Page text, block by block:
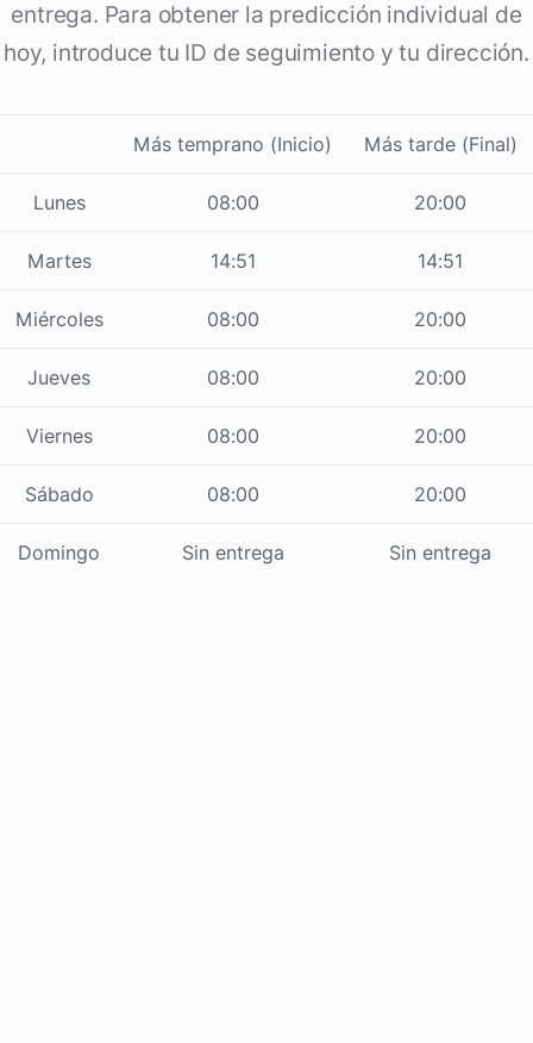
entrega. Para obtener la predicción individual de
hoy, introduce tu ID de seguimiento y tu dirección.
Más temprano (Inicio) Más tarde (Final)
Lunes 08:00 20:00
Martes 14:51 14:51
Miércoles 08:00 20:00
Jueves 08:00 20:00
Viernes 08:00 20:00
Sábado 08:00 20:00
Domingo Sin entrega Sin entrega